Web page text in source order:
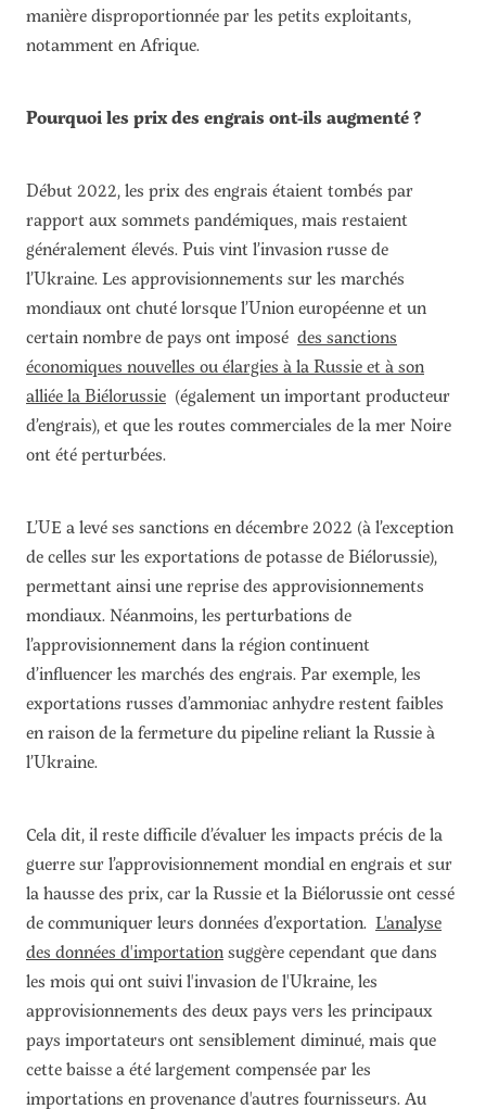
manière disproportionnée par les petits exploitants,
notamment en Afrique.
Pourquoi les prix des engrais ont-ils augmenté ?
Début 2022, les prix des engrais étaient tombés par
rapport aux sommets pandémiques, mais restaient
généralement élevés. Puis vint l’invasion russe de
l’Ukraine. Les approvisionnements sur les marchés
mondiaux ont chuté lorsque l’Union européenne et un
certain nombre de pays ont imposé des sanctions
économiques nouvelles ou élargies à la Russie et à son
alliée la Biélorussie (également un important producteur
d’engrais), et que les routes commerciales de la mer Noire
ont été perturbées.
L’UE a levé ses sanctions en décembre 2022 (à l’exception
de celles sur les exportations de potasse de Biélorussie),
permettant ainsi une reprise des approvisionnements
mondiaux. Néanmoins, les perturbations de
l’approvisionnement dans la région continuent
d’influencer les marchés des engrais. Par exemple, les
exportations russes d’ammoniac anhydre restent faibles
en raison de la fermeture du pipeline reliant la Russie à
l’Ukraine.
Cela dit, il reste difficile d’évaluer les impacts précis de la
guerre sur l’approvisionnement mondial en engrais et sur
la hausse des prix, car la Russie et la Biélorussie ont cessé
de communiquer leurs données d’exportation. L'analyse
des données d'importationsuggère cependant que dans
les mois qui ont suivi l'invasion de l'Ukraine, les
approvisionnements des deux pays vers les principaux
pays importateurs ont sensiblement diminué, mais que
cette baisse a été largement compensée par les
importations en provenance d'autres fournisseurs. Au